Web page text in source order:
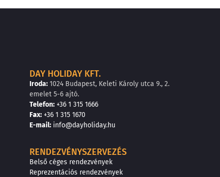
DAY HOLIDAY KFT.
Iroda: 1024 Budapest, Keleti Károly utca 9., 2.
emelet 5-6 ajtó.
Telefon: +36 1 315 1666
Fax: +36 1 315 1670
E-mail: info@dayholiday.hu
RENDEZVÉNYSZERVEZÉS
Belső céges rendezvények
Reprezentációs rendezvények